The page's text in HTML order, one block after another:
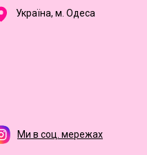
Україна, м. Одеса
Ми в соц. мережах